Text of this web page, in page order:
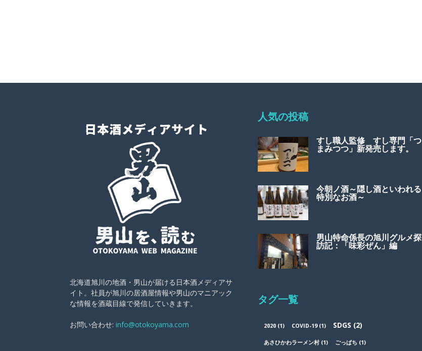
北海道旭川の地酒・男山が届ける日本酒メディアサ
イト。社員が旭川の居酒屋情報や男山のマニアック
な情報を酒蔵目線で発信していきます。
お問い合わせ: info@otokoyama.com
人気の投稿
すし職人監修 すし専門「つ
まみつつ」新発売します。
今朝ノ酒～隠し酒といわれる
特別なお酒～
男山特命係長の旭川グルメ探
訪記：「味彩ぜん」編
タグ一覧
2020 (1) COVID-19(1) SDGS (2)
あさひかわラーメン村(1) ごっぱち (1)